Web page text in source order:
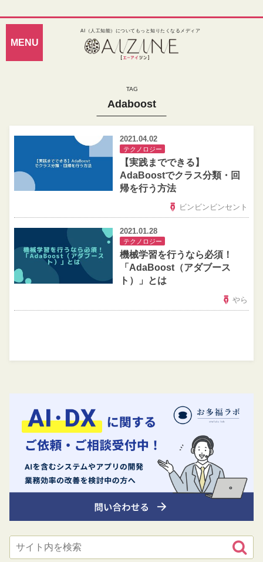
AI（人工知能）についてもっと知りたくなるメディア
Adaboost
2021.04.02
テクノロジー
【実践までできる】
AdaBoostでクラス分類・回
帰を行う方法
ビンビンビンセント
2021.01.28
テクノロジー
機械学習を行うなら必須！
「AdaBoost（アダブース
ト）」とは
やら